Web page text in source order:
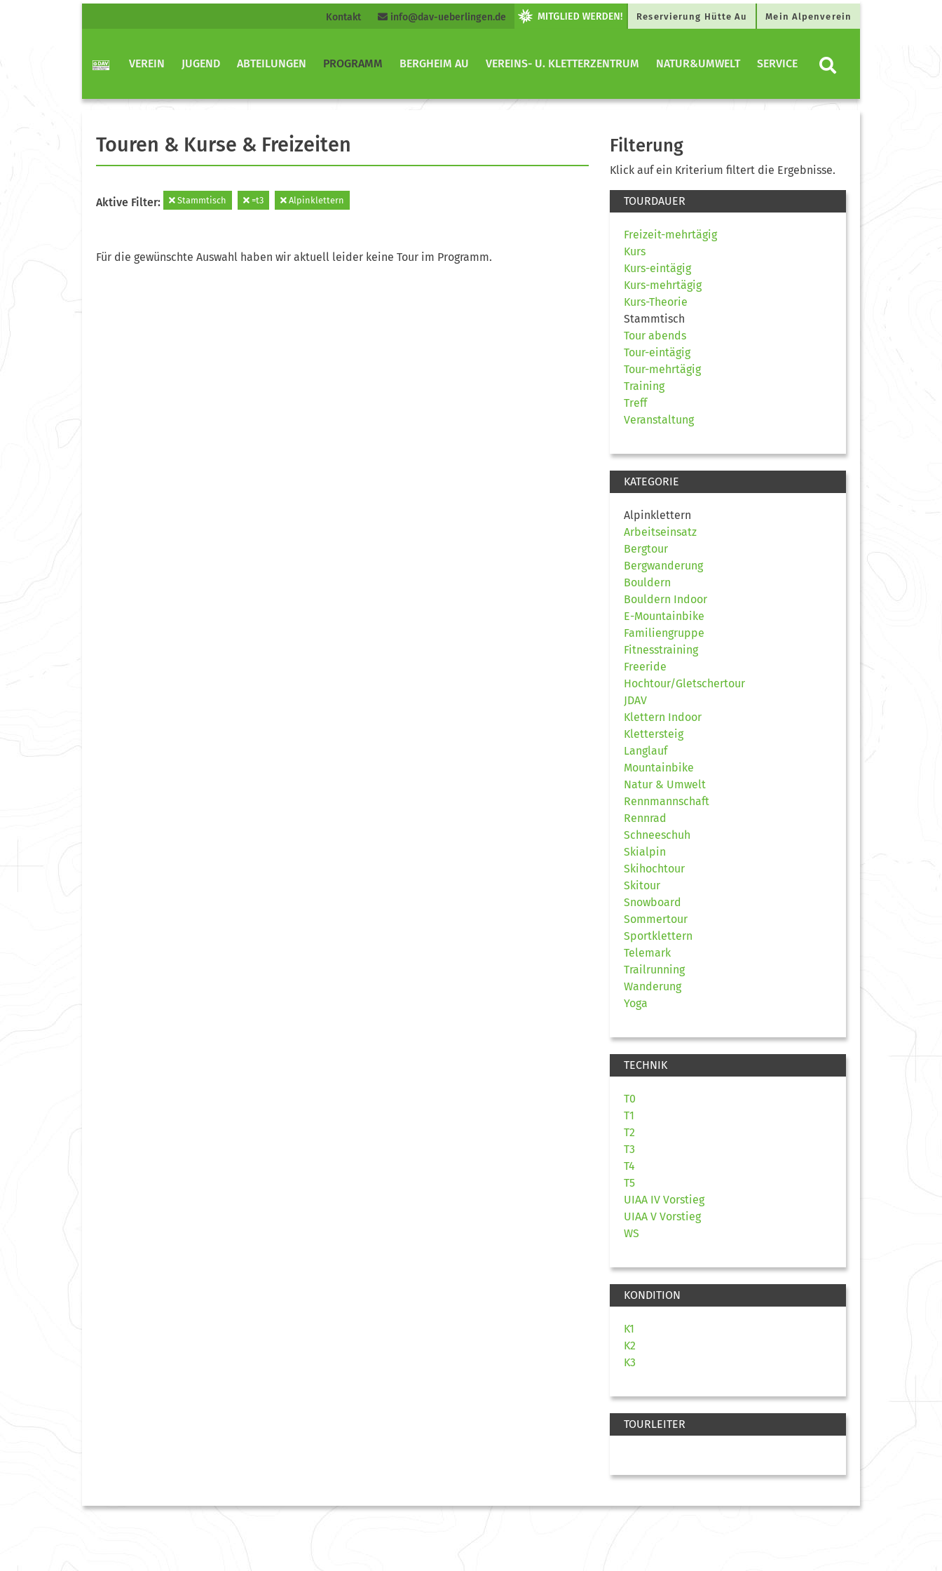
Kontakt info@dav-ueberlingen.de Reservierung Hütte Au Mein Alpenverein
VEREIN JUGEND ABTEILUNGEN PROGRAMM BERGHEIM AU VEREINS- U. KLETTERZENTRUM NATUR&UMWELT SERVICE
Touren & Kurse & Freizeiten
Aktive Filter: Stammtisch =t3 Alpinklettern
Für die gewünschte Auswahl haben wir aktuell leider keine Tour im Programm.
Filterung
Klick auf ein Kriterium filtert die Ergebnisse.
TOURDAUER
Freizeit-mehrtägig
Kurs
Kurs-eintägig
Kurs-mehrtägig
Kurs-Theorie
Stammtisch
Tour abends
Tour-eintägig
Tour-mehrtägig
Training
Treff
Veranstaltung
KATEGORIE
Alpinklettern
Arbeitseinsatz
Bergtour
Bergwanderung
Bouldern
Bouldern Indoor
E-Mountainbike
Familiengruppe
Fitnesstraining
Freeride
Hochtour/Gletschertour
JDAV
Klettern Indoor
Klettersteig
Langlauf
Mountainbike
Natur & Umwelt
Rennmannschaft
Rennrad
Schneeschuh
Skialpin
Skihochtour
Skitour
Snowboard
Sommertour
Sportklettern
Telemark
Trailrunning
Wanderung
Yoga
TECHNIK
T0
T1
T2
T3
T4
T5
UIAA IV Vorstieg
UIAA V Vorstieg
WS
KONDITION
K1
K2
K3
TOURLEITER